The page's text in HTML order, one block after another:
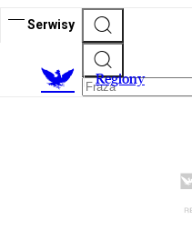
Serwisy
Regiony